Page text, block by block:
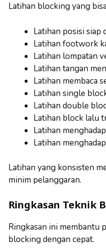
Latihan blocking yang
Latihan posisi siap
Latihan footwork
Latihan lompatan
Latihan tangan
Latihan membaca
Latihan single
Latihan double
Latihan block lalu
Latihan
Latihan
Latihan yang konsisten
minim pelanggaran.
Ringkasan Teknik
Ringkasan ini membantu
blocking dengan cepat.